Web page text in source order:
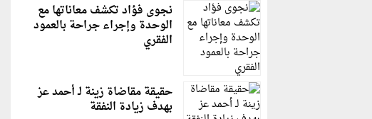
نجوى فؤاد تكشف معاناتها مع
الوحدة وإجراء جراحة بالعمود
الفقري
حقيقة مقاضاة زينة لـ أحمد عز
بهدف زيادة النفقة